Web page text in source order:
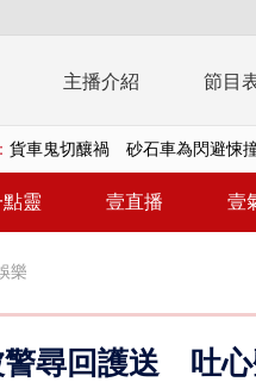
主播介紹 節目
白海豚逼近...北市「颱風整備假」
壹氣象／白海豚進逼！ 外圍雲系
靈 壹直播 壹
樂
尋回護送 吐心